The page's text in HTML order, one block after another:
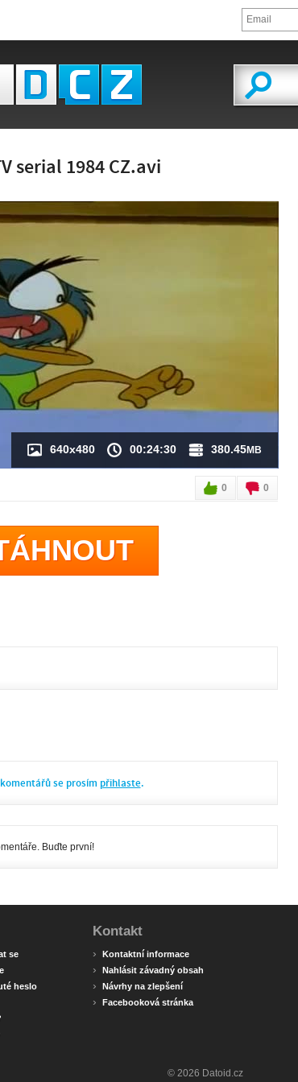
serial 1984 CZ.avi
VIDEA
K DISPOZICI
640x480 00:24:30 380.45MB
0 0
se prosím přihlaste.
Buďte první!
se
heslo
Kontakt
› Kontaktní informace
› Nahlásit závadný obsah
› Návrhy na zlepšení
› Facebooková stránka
© 2026 Datoid.cz